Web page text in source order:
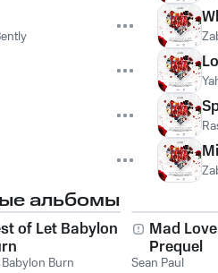
альбомы
of Let Babylon
Babylon Burn
Mad
Prequel
Sean Paul